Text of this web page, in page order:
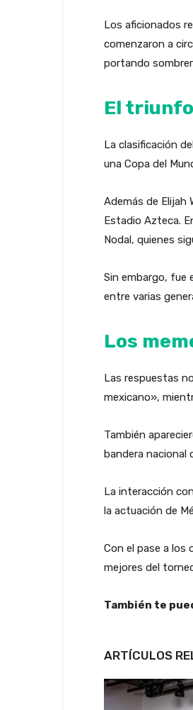
Los aficionados
comenzaron a
portando
El
La clasificación
una Copa del
Además de
Estadio Azteca.
Nodal, quienes
Sin embargo, fue
entre varias
Los
Las respuestas
mexicano»,
También
bandera nacional
La interacción
la actuación de
Con el pase a los
mejores del
También te
ARTÍCULOS